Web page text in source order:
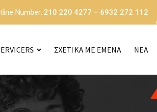
Number: 210 220 4277 – 6932 272 112
ΣΧΕΤΙΚΑ ΜΕ ΕΜΕΝΑ NEA